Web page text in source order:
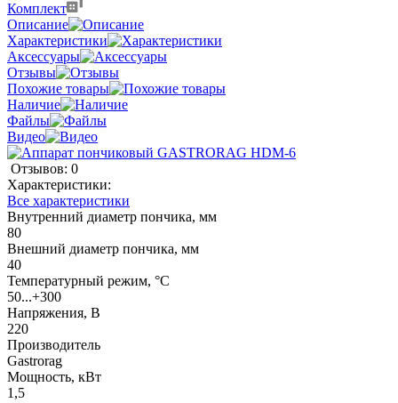
Комплект
Описание
Характеристики
Аксессуары
Отзывы
Похожие товары
Наличие
Файлы
Видео
Отзывов: 0
Характеристики:
Все характеристики
Внутренний диаметр пончика, мм
80
Внешний диаметр пончика, мм
40
Температурный режим, °C
50...+300
Напряжения, В
220
Производитель
Gastrorag
Мощность, кВт
1,5